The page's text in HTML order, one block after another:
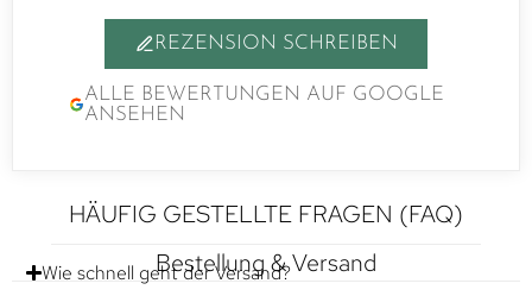
REZENSION SCHREIBEN
ALLE BEWERTUNGEN AUF GOOGLE
ANSEHEN
HÄUFIG GESTELLTE FRAGEN (FAQ)
Bestellung & Versand
Wie schnell geht der Versand?